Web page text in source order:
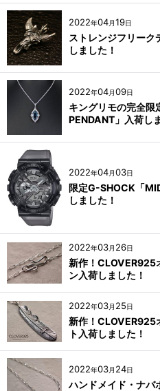
2022年04月19日
ストレンジフリーク
しました！
2022年04月09日
キングリモの完全限
PENDANT」入荷し
2022年04月03日
限定G-SHOCK「
しました！
2022年03月 26日
新作！CLOVER925
ン入荷しました！
2022年03月 25日
新作！CLOVER925
ト入荷しました！
2022年03月 24日
ハンドメイド・ナバ